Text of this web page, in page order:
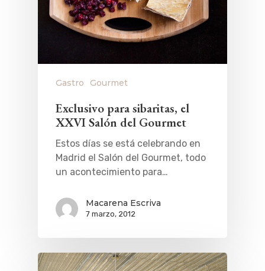
Gastro Gourmet
Exclusivo para sibaritas, el
XXVI Salón del Gourmet
Estos días se está celebrando en
Madrid el Salón del Gourmet, todo
un acontecimiento para…
Macarena Escriva
7 marzo, 2012